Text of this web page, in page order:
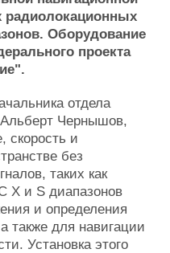
Галерея флота
Форум
Отзывы
Все службы
Оборудование
проекта
отдела
Чернышов,
скорость и
без
таких как
X и S диапазонов
и определения
также для навигации
Установка этого